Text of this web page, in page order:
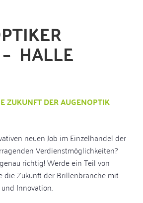
HALLE
ZUKUNFT DER AUGENOPTIK
neuen Job im Einzelhandel der
Verdienstmöglichkeiten?
richtig! Werde ein Teil von
die Zukunft der Brillenbranche mit
Innovation.